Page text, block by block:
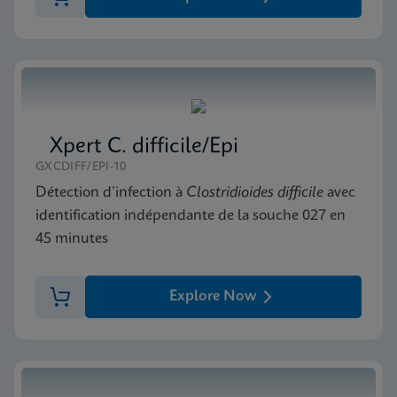
Xpert C. difficile/Epi
GXCDIFF/EPI-10
Détection d’infection à Clostridioides difficile avec
identification indépendante de la souche 027 en
45 minutes
Explore Now